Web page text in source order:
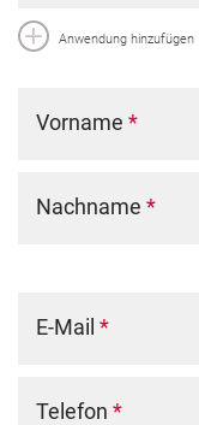
Anwendung hinzufügen
Vorname *
Nachname *
E-Mail *
Telefon *